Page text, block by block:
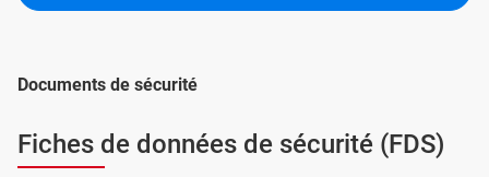
Documents de sécurité
Fiches de données de sécurité (FDS)